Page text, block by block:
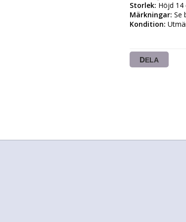
Storlek:
Märkningar:
Kondition:
DELA